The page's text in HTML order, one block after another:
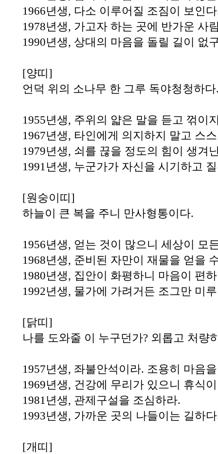
1966년생, 다소 이루어질 조짐이 보인
1978년생, 가고자 하는 곳에 반가운 사
1990년생, 상대의 마음을 돌릴 길이 없
[양띠]
언덕 위의 소나무 한 그루 독야청청하다
1955년생, 주위의 얇은 말을 듣고 꺾이
1967년생, 타인에게 의지하지 말고 스
1979년생, 쇠를 끊을 정도의 힘이 생겨
1991년생, 누군가가 자신을 시기하고
[원숭이띠]
하늘이 큰 복을 주니 만사형통이다.
1956년생, 얻는 것이 많으니 세상이 모
1968년생, 준비된 자만이 재물을 얻을
1980년생, 집안이 화평하니 마음이 편
1992년생, 물가에 가려거든 조그만 미
[닭띠]
나를 도와줄 이 누구던가? 외롭고 처량
1957년생, 좌불안석이라. 조용히 마음
1969년생, 건강에 무리가 있으니 휴식
1981년생, 관제구설을 조심하라.
1993년생, 가까운 곳의 나들이는 길하
[개띠]